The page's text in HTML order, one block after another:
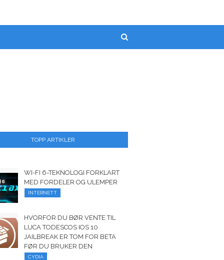
TOPP ARTIKLER
WI-FI 6-TEKNOLOGI FORKLART
MED FORDELER OG ULEMPER
INTERNETT
HVORFOR DU BØR VENTE TIL
LUCA TODESCOS IOS 10
JAILBREAK ER TOM FOR BETA
FØR DU BRUKER DEN
CYDIA